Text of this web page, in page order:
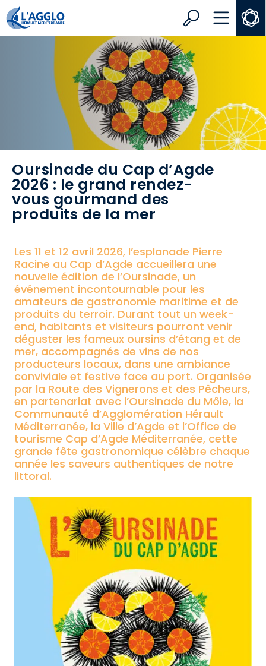
Search MENU
Oursinade du Cap d’Agde
2026 : le grand rendez-
vous gourmand des
produits de la mer
Les 11 et 12 avril 2026, l’esplanade Pierre
Racine au Cap d’Agde accueillera une
nouvelle édition de l’Oursinade, un
événement incontournable pour les
amateurs de gastronomie maritime et de
produits du terroir. Durant tout un week-
end, habitants et visiteurs pourront venir
déguster les fameux oursins d’étang et de
mer, accompagnés de vins de nos
producteurs locaux, dans une ambiance
conviviale et festive face au port. Organisée
par la Route des Vignerons et des Pêcheurs,
en partenariat avec l’Oursinade du Môle, la
Communauté d’Agglomération Hérault
Méditerranée, la Ville d’Agde et l’Office de
tourisme Cap d’Agde Méditerranée, cette
grande fête gastronomique célèbre chaque
année les saveurs authentiques de notre
littoral.